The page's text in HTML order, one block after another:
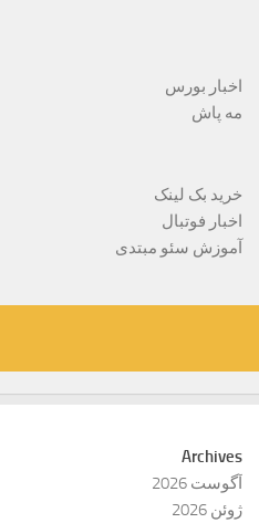
اخبار بورس
مه پاش
خرید بک لینک
اخبار فوتبال
آموزش سئو مبتدی
Archives
آگوست 2026
ژوئن 2026